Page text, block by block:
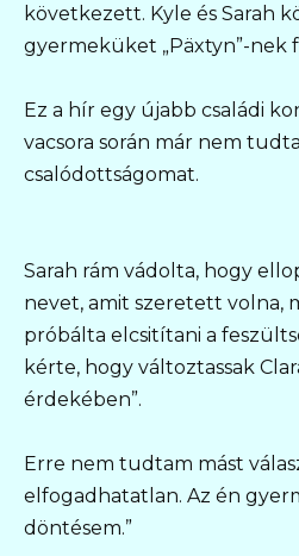
következett. Kyle és Sarah
gyermeküket „Päxtyn”-nek
Ez a hír egy újabb családi
vacsora során már nem
csalódottságomat.
Sarah rám vádolta, hogy
nevet, amit szeretett volna,
próbálta elcsitítani a
kérte, hogy változtassak
érdekében”.
Erre nem tudtam mást
elfogadhatatlan. Az én
döntésem.”